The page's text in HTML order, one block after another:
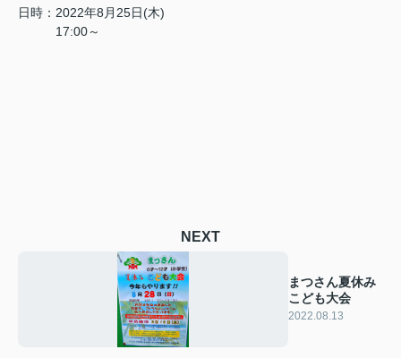
日時：2022年8月25日(木)
17:00～
NEXT
まつさん夏休み
こども大会
2022.08.13